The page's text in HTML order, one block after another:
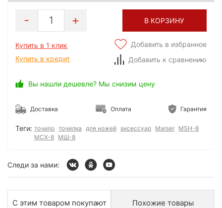
1 В КОРЗИНУ
Купить в 1 клик
Купить в кредит
Добавить в избранное
Добавить к сравнению
Вы нашли дешевле? Мы снизим цену
Доставка Оплата Гарантия
Теги: точило точилка для ножей аксессуар Marser MSH-8
МСХ-8 МШ-8
Следи за нами:
С этим товаром покупают Похожие товары